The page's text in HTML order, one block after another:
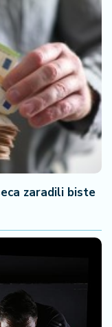
zaradili biste